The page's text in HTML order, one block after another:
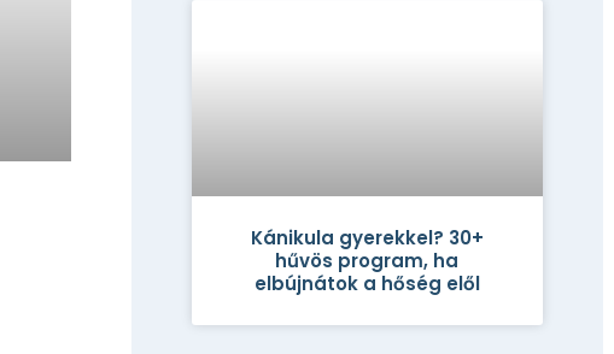
Kánikula gyerekkel? 30+
hűvös program, ha
elbújnátok a hőség elől